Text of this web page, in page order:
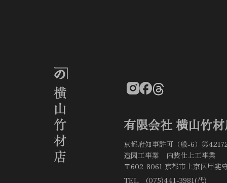
有限会社 横山竹
京都府知事許可（般-6）第
造園工事業 内装仕上工事業
〒602-8061 京都市上京区甲斐
TEL (075)441-3981(代)